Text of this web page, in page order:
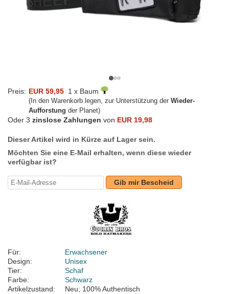
Preis: EUR 59,95 1 x Baum
(In den Warenkorb legen, zur Unterstützung der Wieder-
Aufforstung der Planet)
Oder 3 zinslose Zahlungen von EUR 19,98
Dieser Artikel wird in Kürze auf Lager sein.
Möchten Sie eine E-Mail erhalten, wenn diese wieder
verfügbar ist?
Gib mir Bescheid
Für:
Erwachsener
Design:
Unisex
Tier:
Schaf
Farbe:
Schwarz
Artikelzustand:
Neu; 100% Authentisch